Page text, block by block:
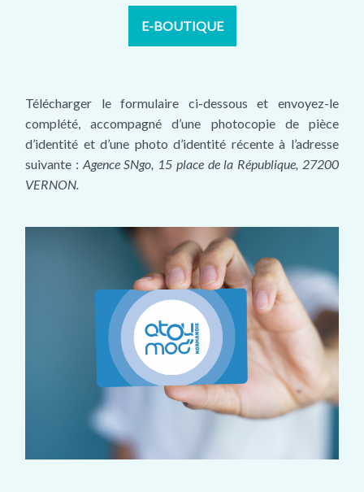
E-BOUTIQUE
Télécharger le formulaire ci-dessous et envoyez-le
complété, accompagné d’une photocopie de pièce
d’identité et d’une photo d’identité récente à l’adresse
suivante : Agence SNgo, 15 place de la République, 27200
VERNON.